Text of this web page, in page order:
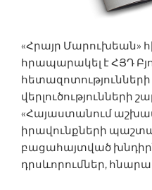
«Հրայր Մարուխեան»
հրապարակել է ՀՅԴ
վերլուծությունների
«Հայաստանում
իրավունքների
բացահայտված
դրսևորումներ,